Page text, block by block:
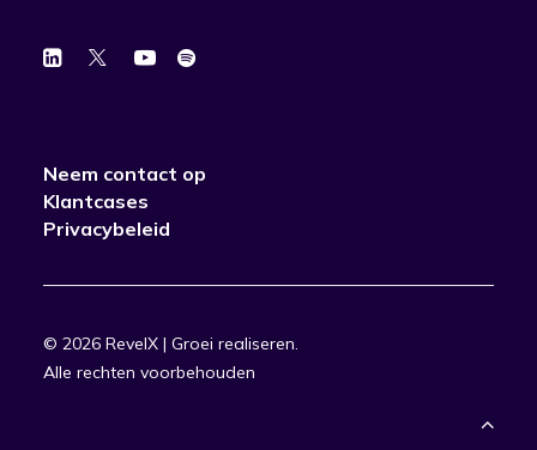
Neem contact op
Klantcases
Privacybeleid
© 2026 RevelX | Groei realiseren.
Alle rechten voorbehouden